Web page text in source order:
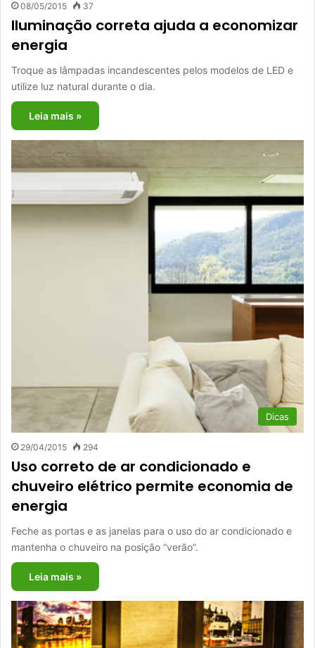
08/05/2015 37
Iluminação correta ajuda a economizar
energia
Troque as lâmpadas incandescentes pelos modelos de LED e
utilize luz natural durante o dia.
Leia mais »
Dicas
29/04/2015 294
Uso correto de ar condicionado e
chuveiro elétrico permite economia de
energia
Feche as portas e as janelas para o uso do ar condicionado e
mantenha o chuveiro na posição “verão”.
Leia mais »